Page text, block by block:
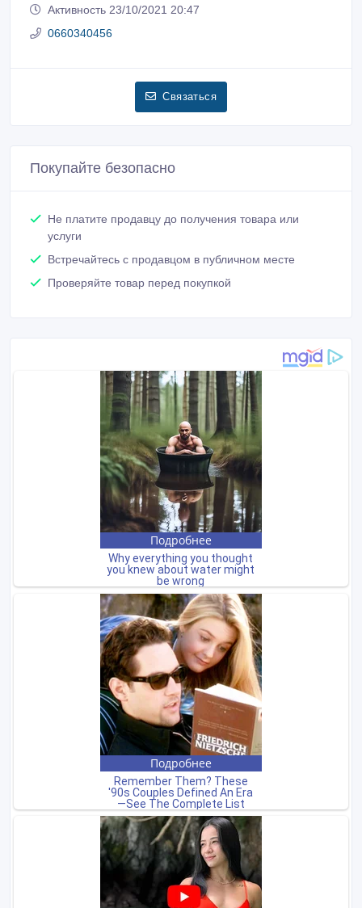
Активность 23/10/2021 20:47
0660340456
Связаться
Покупайте безопасно
Не платите продавцу до получения товара или
услуги
Встречайтесь с продавцом в публичном месте
Проверяйте товар перед покупкой